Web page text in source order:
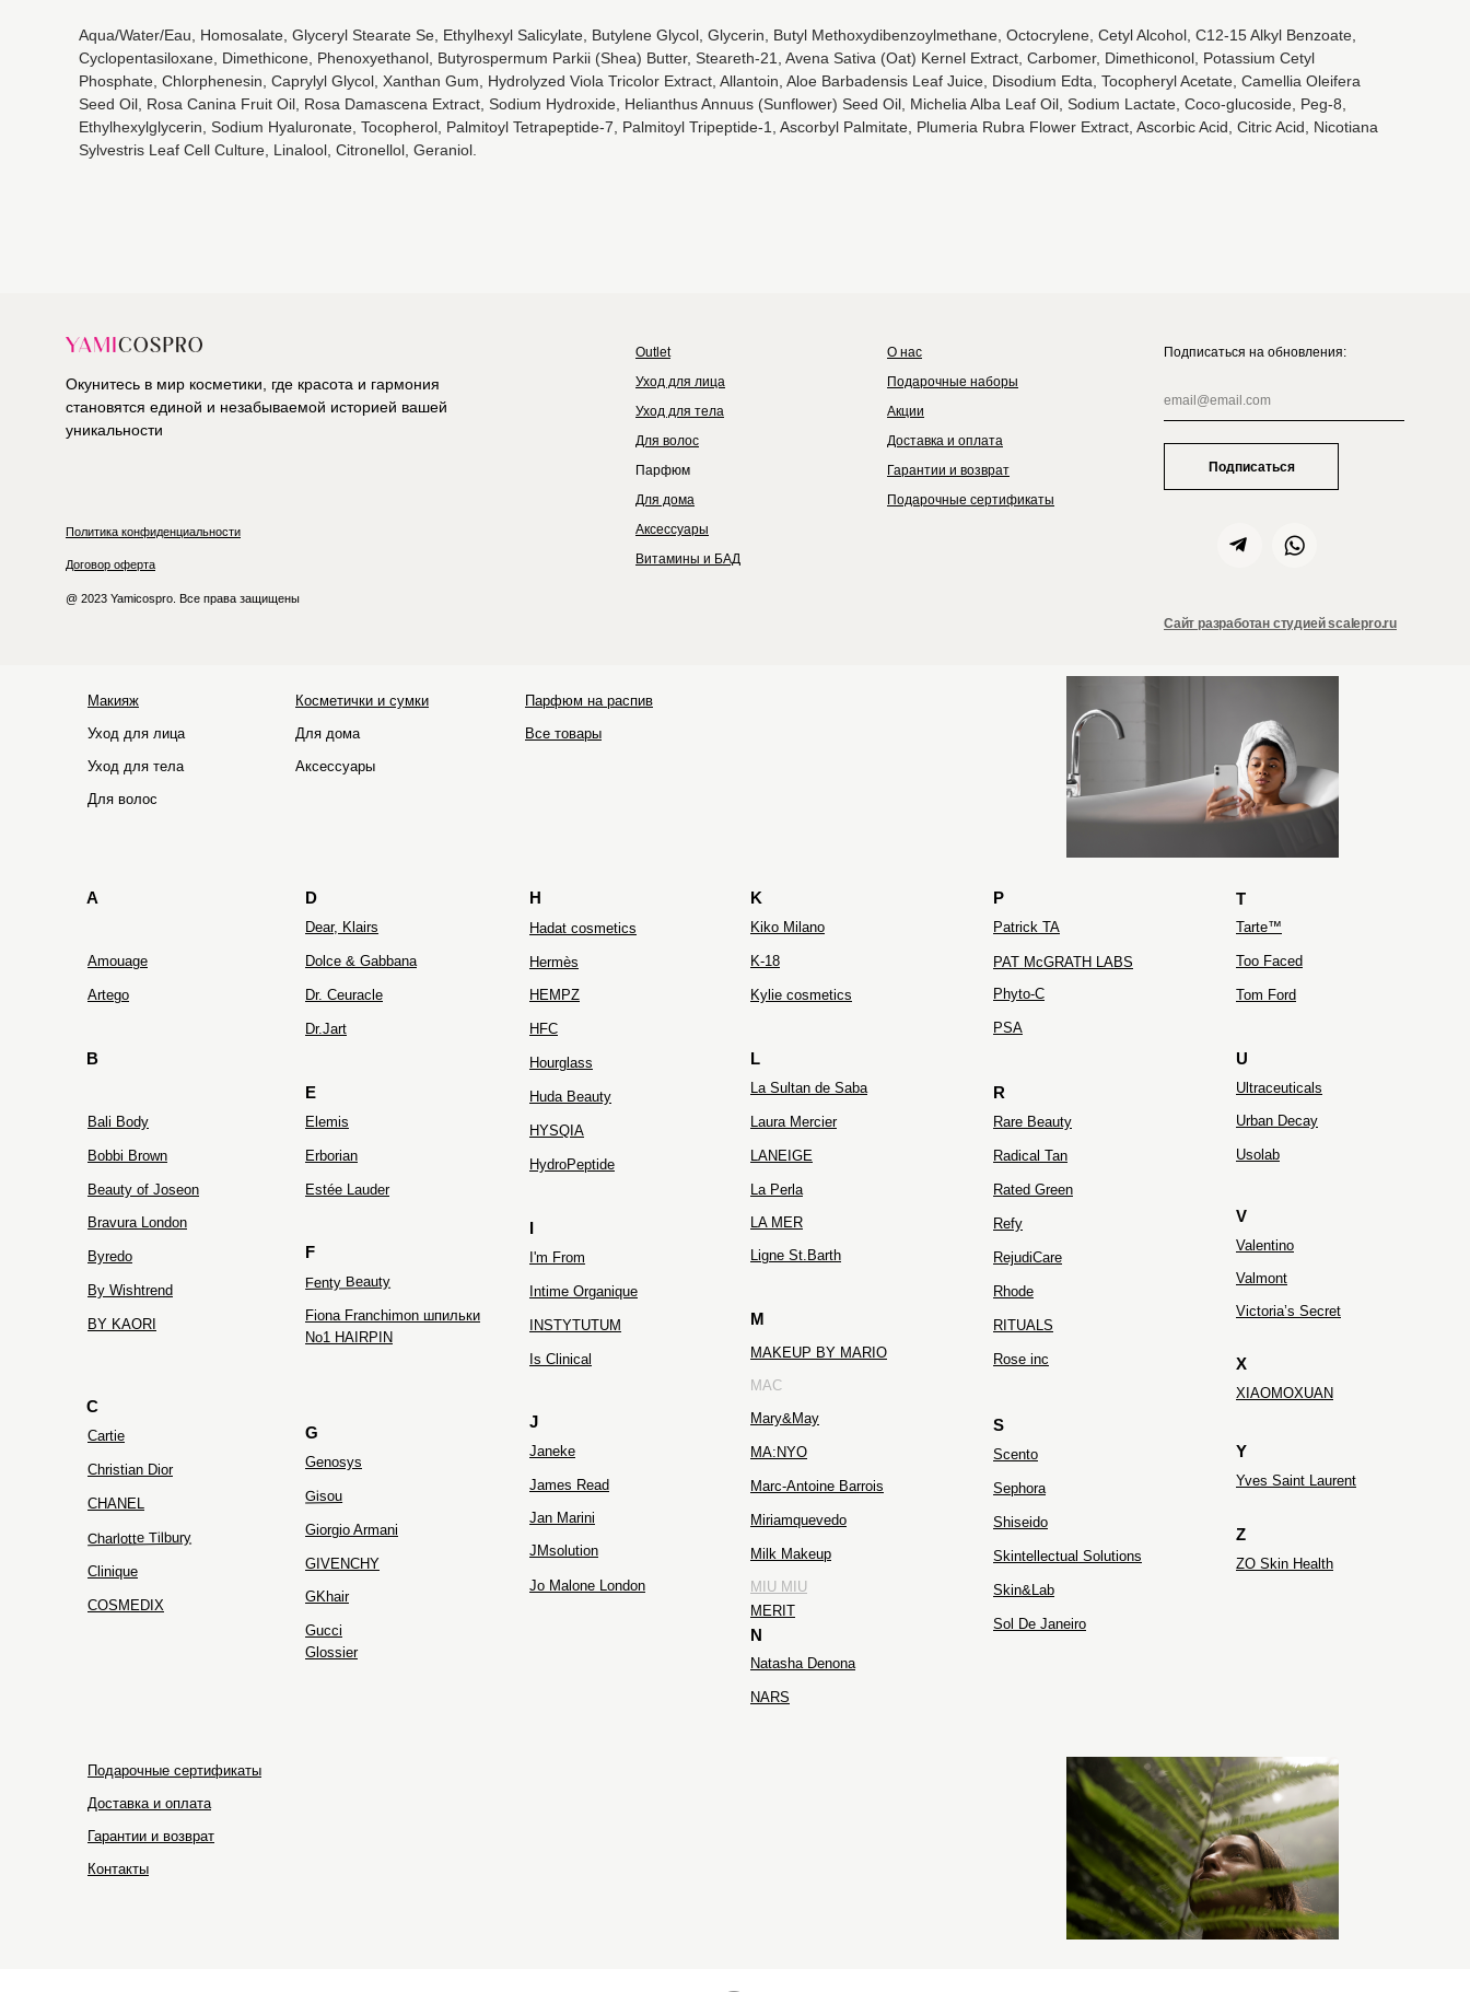
Aqua/Water/Eau, Homosalate, Glyceryl Stearate Se, Ethylhexyl Salicylate, Butylene Glycol, Glycerin, Butyl Methoxydibenzoylmethane, Octocrylene, Cetyl Alcohol, C12-15 Alkyl Benzoate,
Cyclopentasiloxane, Dimethicone, Phenoxyethanol, Butyrospermum Parkii (Shea) Butter, Steareth-21, Avena Sativa (Oat) Kernel Extract, Carbomer, Dimethiconol, Potassium Cetyl
Phosphate, Chlorphenesin, Caprylyl Glycol, Xanthan Gum, Hydrolyzed Viola Tricolor Extract, Allantoin, Aloe Barbadensis Leaf Juice, Disodium Edta, Tocopheryl Acetate, Camellia Oleifera
Seed Oil, Rosa Canina Fruit Oil, Rosa Damascena Extract, Sodium Hydroxide, Helianthus Annuus (Sunflower) Seed Oil, Michelia Alba Leaf Oil, Sodium Lactate, Coco-glucoside, Peg-8,
Ethylhexylglycerin, Sodium Hyaluronate, Tocopherol, Palmitoyl Tetrapeptide-7, Palmitoyl Tripeptide-1, Ascorbyl Palmitate, Plumeria Rubra Flower Extract, Ascorbic Acid, Citric Acid, Nicotiana
Sylvestris Leaf Cell Culture, Linalool, Citronellol, Geraniol.
Outlet
Окунитесь в мир косметики, где красота и гармония
становятся единой и незабываемой историей вашей
уникальности
Политика конфиденциальности
Договор оферта
@ 2023 Yamicospro. Все права защищены
Уход для лица
Уход для тела
Для волос
Парфюм
Для дома
Аксессуары
Сайт разработан студией scalepro.ru
Витамины и БАД
О нас
Подарочные наборы
Акции
Доставка и оплата
Гарантии и возврат
Подарочные сертификаты
Подписаться на обновления:
Подписаться
Макияж
Уход для лица
Уход для тела
Для волос
Косметички и сумки
Для дома
Аксессуары
Парфюм на распив
Все товары
Glossier
Genosys
Ligne St.Barth
Dr. Ceuracle
Elemis Urban Decay
Estée Lauder
Ultraceuticals
Gucci
Too Faced
Valentino
Usolab
Jan Marini
HYSQIA
Yves Saint Laurent
ZIELINSKI&ROZEN
COSMEDIX
MA:NYO
Tarte™
NARS
Sol De Janeiro
Tom Ford
Shiseido
Rose inc
Kiko Milano
Rare Beauty
BY KAORI
Radical Tan
JMsolution
Phyto-C
Fiona Franchimon шпильки
No1 HAIRPIN
Intime Organique
INSTYTUTUM
Mary&May
Huda Beauty
Fenty Beauty
Erborian
Dr.Jart
K-18
Gisou
Dolce & Gabbana
PSA
Rated Green
Skintellectual Solutions
Miriamquevedo
Hourglass
Laura Mercier
Hadat cosmetics
RejudiCare
James Read
Is Clinical
La Sultan de Saba
XIAOMOXUAN
Valmont
LANEIGE
Christian Dior
Charlotte Tilbury
CHANEL
Bali Body
HydroPeptide
Hermès
Artego
MERIT
GKhair
HOLIFROG
Kylie cosmetics
Janeke
Cartie
By Wishtrend
Byredo
Bravura London
Bobbi Brown
Amouage
Dear, Klairs
Clinique
Giorgio Armani
HFC
I'm From
La Perla
Marc-Antoine Barrois
Milk Makeup
Natasha Denona
Refy
Rhode
Scento
Sephora
Skin&Lab
Jo Malone London
ZO Skin Health
RITUALS
Patrick TA
A
B
C
D
E
F
G
H
I
J
K
L
M
N
P
S
R
T
U
V
X
Y
Z
HEMPZ
Victoria’s Secret
MAKEUP BY MARIO
Beauty of Joseon
GIVENCHY
LA MER
MAC
MIU MIU
PAT McGRATH LABS
Ultraceuticals
Подарочные сертификаты
Доставка и оплата
Гарантии и возврат
Контакты